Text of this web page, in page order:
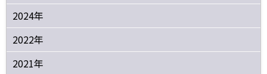
2024年
2022年
2021年